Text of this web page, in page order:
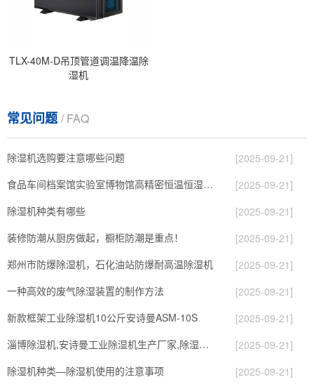
TLX-40M-D吊顶管道调温降温除
湿机
常见问题/ FAQ
除湿机选购要注意哪些问题
[2025-09-21]
食品车间档案馆实验室博物馆高精密恒温恒湿机除湿
[2025-09-21]
除湿机种类有哪些
[2025-09-21]
装修防潮从厨房做起，橱柜防潮是重点！
[2025-09-21]
郑州市防爆除湿机，石化油站防爆耐高温除湿机
[2025-09-21]
一种高效的废气除湿装置的制作方法
[2025-09-21]
新款框架工业除湿机10公斤安诗曼ASM-10S
[2025-09-21]
淄博除湿机,安诗曼工业除湿机生产厂家,除湿机价格
[2025-09-21]
除湿机种类—除湿机使用的注意事项
[2025-09-21]